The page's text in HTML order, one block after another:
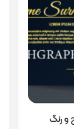
و رنگ